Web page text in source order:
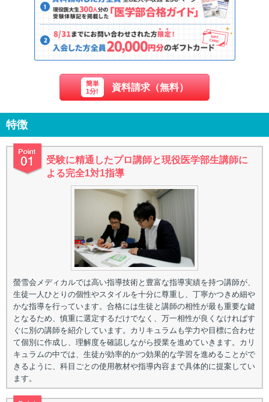
簡単
1分!
資料請求（無料）
特徴
受験に精通したプロ講師と現役医学部生講師に
よる完全1対1指導
螢雪会メディカルでは高い指導技術と豊富な指導実績を持つ講師が、
生徒一人ひとりの個性やスタイルを十分に尊重し、丁寧かつきめ細や
かな指導を行っています。合格には生徒と講師の相性が最も重要な鍵
となるため、慎重に選定するだけでなく、万一相性が良くなければす
ぐに別の講師を紹介しています。カリキュラムも学力や目標に合わせ
て個別に作成し、理解度を確認しながら授業を進めていきます。カリ
キュラムの中では、生徒が効率的かつ効果的な学習を進めることがで
きるように、科目ごとの使用教材や指導内容まで具体的に提案してい
ます。